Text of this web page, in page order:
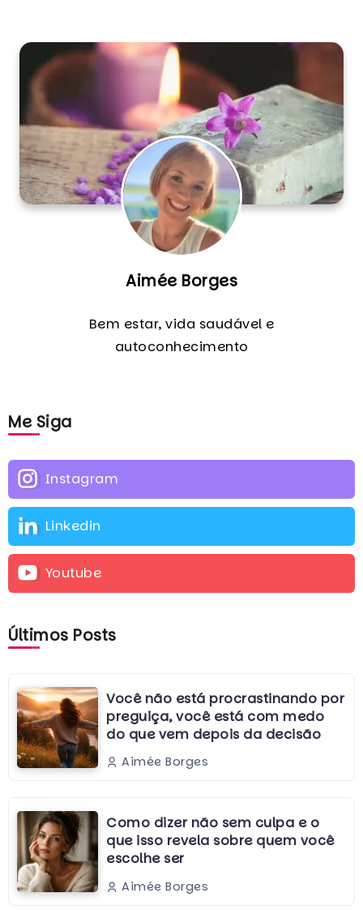
Aimée Borges
Bem estar, vida saudável e
autoconhecimento
Me Siga
Instagram
Linkedin
Youtube
Últimos Posts
Você não está procrastinando por
preguiça, você está com medo
do que vem depois da decisão
Aimée Borges
Como dizer não sem culpa e o
que isso revela sobre quem você
escolhe ser
Aimée Borges